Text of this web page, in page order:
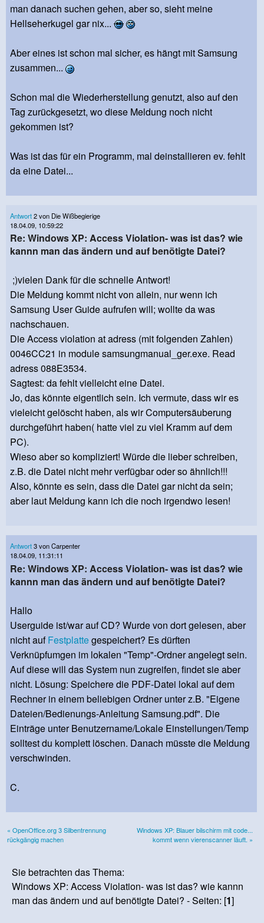
man danach suchen gehen, aber so, sieht meine
Hellseherkugel gar nix...
Aber eines ist schon mal sicher, es hängt mit Samsung
zusammen...
Schon mal die Wiederherstellung genutzt, also auf den
Tag zurückgesetzt, wo diese Meldung noch nicht
gekommen ist?
Was ist das für ein Programm, mal deinstallieren ev. fehlt
da eine Datei...
Antwort2 von Die Wißbegierige
18.04.09, 10:59:22
Re: Windows XP: Access Violation- was ist das? wie
kannn man das ändern und auf benötigte Datei?
;)vielen Dank für die schnelle Antwort!
Die Meldung kommt nicht von allein, nur wenn ich
Samsung User Guide aufrufen will; wollte da was
nachschauen.
Die Access violation at adress (mit folgenden Zahlen)
0046CC21 in module samsungmanual_ger.exe. Read
adress 088E3534.
Sagtest: da fehlt vielleicht eine Datei.
Jo, das könnte eigentlich sein. Ich vermute, dass wir es
vieleicht gelöscht haben, als wir Computersäuberung
durchgeführt haben( hatte viel zu viel Kramm auf dem
PC).
Wieso aber so kompliziert! Würde die lieber schreiben,
z.B. die Datei nicht mehr verfügbar oder so ähnlich!!!
Also, könnte es sein, dass die Datei gar nicht da sein;
aber laut Meldung kann ich die noch irgendwo lesen!
Antwort3 von Carpenter
18.04.09, 11:31:11
Re: Windows XP: Access Violation- was ist das? wie
kannn man das ändern und auf benötigte Datei?
Hallo
Userguide ist/war auf CD? Wurde von dort gelesen, aber
nicht aufFestplattegespeichert? Es dürften
Verknüpfumgen im lokalen "Temp"-Ordner angelegt sein.
Auf diese will das System nun zugreifen, findet sie aber
nicht. Lösung: Speichere die PDF-Datei lokal auf dem
Rechner in einem beliebigen Ordner unter z.B. "Eigene
Dateien/Bedienungs-Anleitung Samsung.pdf". Die
Einträge unter Benutzername/Lokale Einstellungen/Temp
solltest du komplett löschen. Danach müsste die Meldung
verschwinden.
C.
« OpenOffice.org 3 Silbentrennung
rückgängig machen
Windows XP: Blauer bilschirm mit code...
kommt wenn vierenscanner läuft. »
Sie betrachten das Thema:
Windows XP: Access Violation- was ist das? wie kannn
man das ändern und auf benötigte Datei? - Seiten: [1]